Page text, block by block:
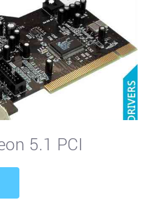
5.1 PCI